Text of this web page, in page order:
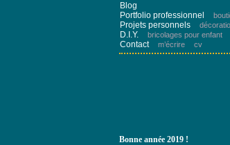
Blog
Portfolio professionnel
Projets personnels
D.I.Y. bricolages pour enfant
Contact m’écrire cv
Bonne année 2019 !